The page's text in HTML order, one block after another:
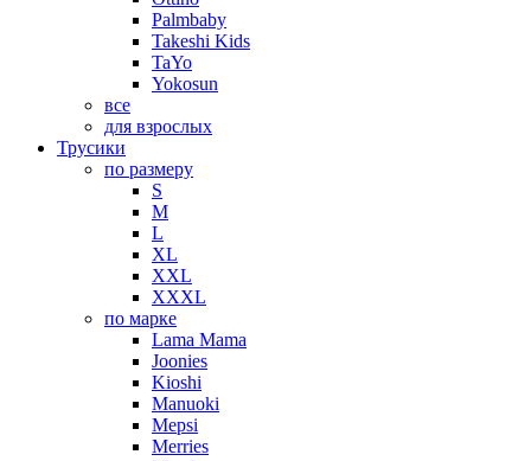
Palmbaby
Takeshi Kids
TaYo
Yokosun
все
для взрослых
Трусики
по размеру
S
M
L
XL
XXL
XXXL
по марке
Lama Mama
Joonies
Kioshi
Manuoki
Mepsi
Merries